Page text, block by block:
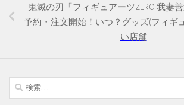
鬼滅の刃「フィギュアーツZERO 我妻善
予約・注文開始！いつ？グッズ(フィギ
い店舗
検
索: